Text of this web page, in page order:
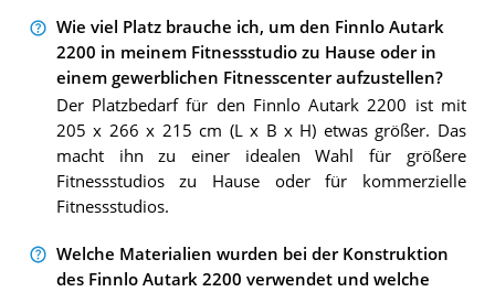
Wie viel Platz brauche ich, um den Finnlo Autark
2200 in meinem Fitnessstudio zu Hause oder in
einem gewerblichen Fitnesscenter aufzustellen?
Der Platzbedarf für den Finnlo Autark 2200 ist mit
205 x 266 x 215 cm (L x B x H) etwas größer. Das
macht ihn zu einer idealen Wahl für größere
Fitnessstudios zu Hause oder für kommerzielle
Fitnessstudios.
Welche Materialien wurden bei der Konstruktion
des Finnlo Autark 2200 verwendet und welche